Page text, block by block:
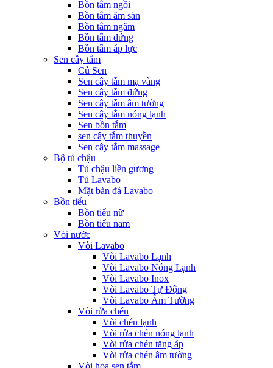
Bồn tắm ngồi
Bồn tắm âm sàn
Bồn tắm ngâm
Bồn tắm đứng
Bồn tắm áp lực
Sen cây tắm
Củ Sen
Sen cây tắm mạ vàng
Sen cây tắm đứng
Sen cây tắm âm tường
Sen cây tắm nóng lạnh
Sen bồn tắm
sen cây tắm thuyền
Sen cây tắm massage
Bộ tủ chậu
Tủ chậu liền gương
Tủ Lavabo
Mặt bàn đá Lavabo
Bồn tiểu
Bồn tiểu nữ
Bồn tiểu nam
Vòi nước
Vòi Lavabo
Vòi Lavabo Lạnh
Vòi Lavabo Nóng Lạnh
Vòi Lavabo Inox
Vòi Lavabo Tự Động
Vòi Lavabo Âm Tường
Vòi rửa chén
Vòi chén lạnh
Vòi rửa chén nóng lạnh
Vòi rửa chén tăng áp
Vòi rửa chén âm tường
Vòi hoa sen tắm